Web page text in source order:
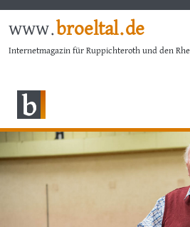
www.broeltal.de
Internetmagazin für Ruppichteroth und den